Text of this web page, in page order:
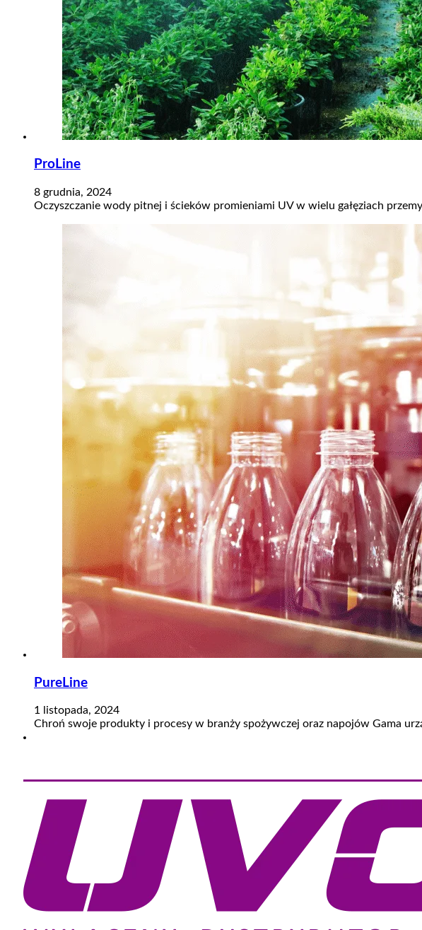
ProLine
8 grudnia, 2024
Oczyszczanie wody pitnej i ścieków promieniami UV w wielu gałęziach
PureLine
1 listopada, 2024
Chroń swoje produkty i procesy w branży spożywczej oraz napojów Gama